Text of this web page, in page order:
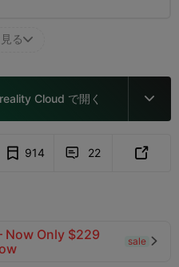
る
Cloud で開く 
914  22 
Now Only $229
sale 